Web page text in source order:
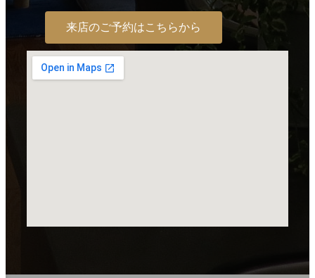
来店のご予約はこちらから